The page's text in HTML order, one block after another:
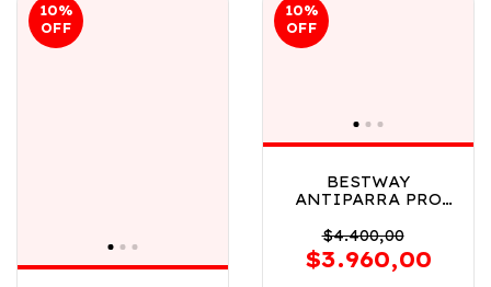
10%
OFF
10%
OFF
BESTWAY
ANTIPARRA PRO
VR1 21005 VERDE
$4.400,00
$3.960,00